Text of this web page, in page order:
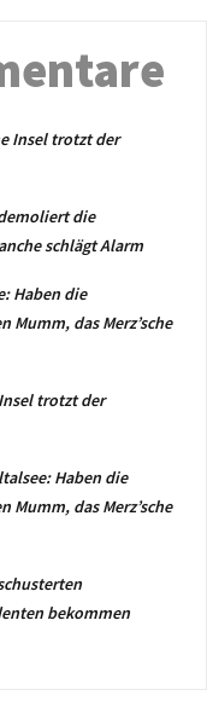
Insel trotzt der
die
schlägt Alarm
Haben die
das Merz’sche
trotzt der
Haben die
das Merz’sche
bekommen